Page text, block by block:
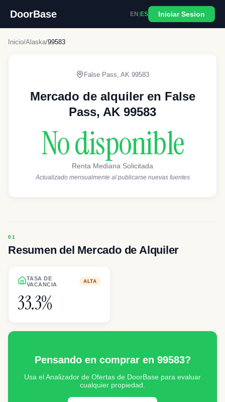
DoorBase EN ES Iniciar Sesion
Inicio/Alaska/99583
False Pass AK 99583
Mercado de alquiler en False
Pass, AK 99583
No disponible
Renta Mediana Solicitada
Actualizado mensualmente al publicarse nuevas fuentes
Resumen del Mercado de Alquiler
TASA DE
VACANCIA
ALTA
33.3%
Pensando en comprar en 99583?
Usa el Analizador de Ofertas de DoorBase para evaluar
cualquier propiedad.